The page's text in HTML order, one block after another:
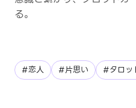
る。
#恋人 #片思い #タロッ